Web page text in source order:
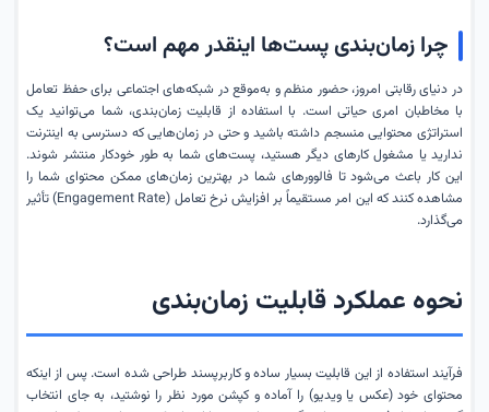
چرا زمان‌بندی پست‌ها اینقدر مهم است؟
در دنیای رقابتی امروز، حضور منظم و به‌موقع در شبکه‌های اجتماعی برای حفظ تعامل
با مخاطبان امری حیاتی است. با استفاده از قابلیت زمان‌بندی، شما می‌توانید یک
استراتژی محتوایی منسجم داشته باشید و حتی در زمان‌هایی که دسترسی به اینترنت
ندارید یا مشغول کارهای دیگر هستید، پست‌های شما به طور خودکار منتشر شوند.
این کار باعث می‌شود تا فالوورهای شما در بهترین زمان‌های ممکن محتوای شما را
مشاهده کنند که این امر مستقیماً بر افزایش نرخ تعامل (Engagement Rate) تأثیر
می‌گذارد.
نحوه عملکرد قابلیت زمان‌بندی
فرآیند استفاده از این قابلیت بسیار ساده و کاربرپسند طراحی شده است. پس از اینکه
محتوای خود (عکس یا ویدیو) را آماده و کپشن مورد نظر را نوشتید، به جای انتخاب